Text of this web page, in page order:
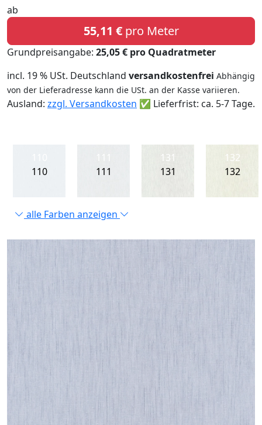
ab
55,11 €pro Meter
Grundpreisangabe: 25,05 € pro Quadratmeter
incl. 19 % USt. Deutschland versandkostenfrei Abhängig
von der Lieferadresse kann die USt. an der Kasse variieren.
Ausland: zzgl. Versandkosten ✅ Lieferfrist: ca. 5-7 Tage.
110
111
131
131
132
132
alle Farben anzeigen